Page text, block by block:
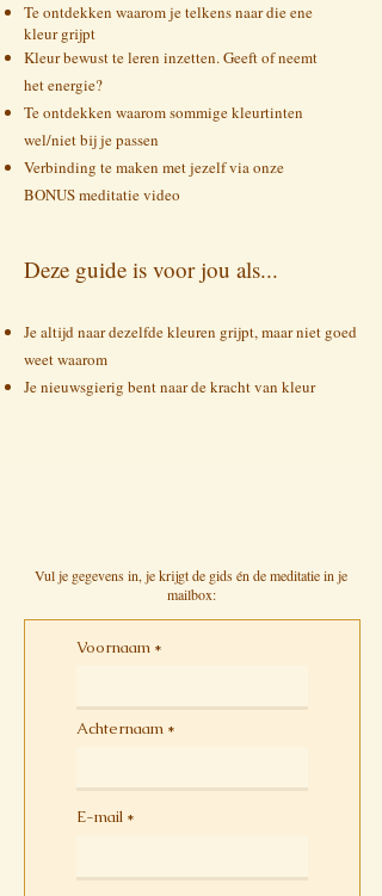
Te ontdekken waarom je telkens naar die ene
kleur grijpt
Kleur bewust te leren inzetten. Geeft of neemt
het energie?
Te ontdekken waarom sommige kleurtinten
wel/niet bij je passen
Verbinding te maken met jezelf via onze
BONUS meditatie video
Deze guide is voor jou als...
Je altijd naar dezelfde kleuren grijpt, maar niet goed
weet waarom
Je nieuwsgierig bent naar de kracht van kleur
Vul je gegevens in, je krijgt de gids én de meditatie in je
mailbox:
Voornaam
Achternaam
E-mail